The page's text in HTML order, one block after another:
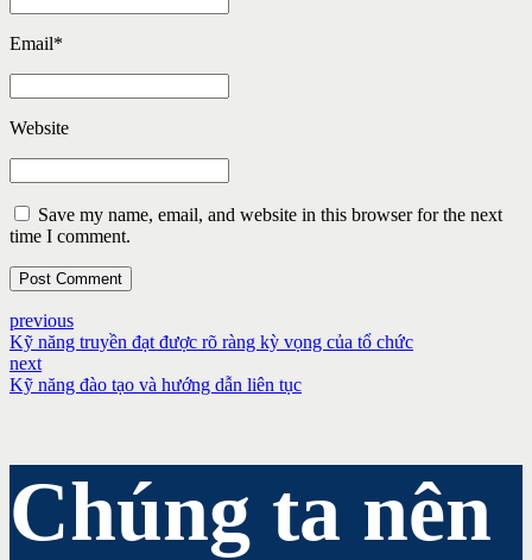
Email*
Website
Save my name, email, and website in this browser for the next
time I comment.
Post Comment
previous
Kỹ năng truyền đạt được rõ ràng kỳ vọng của tổ chức
next
Kỹ năng đào tạo và hướng dẫn liên tục
Chúng ta nên